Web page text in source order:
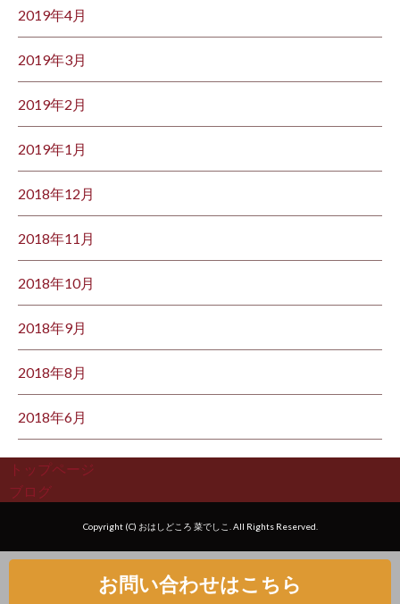
2019年4月
2019年3月
2019年2月
2019年1月
2018年12月
2018年11月
2018年10月
2018年9月
2018年8月
2018年6月
トップページ
ブログ
Copyright (C) おはしどころ 菜でしこ. All Rights Reserved.
お問い合わせはこちら